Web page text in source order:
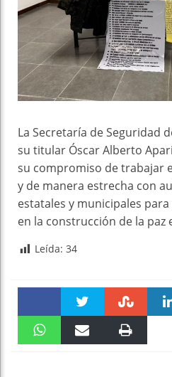
La Secretaría de Seguridad
su titular Óscar Alberto
su compromiso de trabajar
y de manera estrecha con
estatales y municipales
en la construcción de la paz
Leída: 34
Faceboo Twitter Stumble